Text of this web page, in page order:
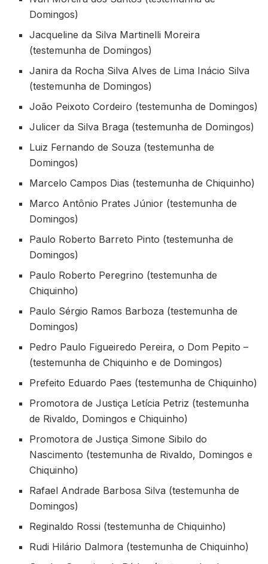
Domingos)
Jacqueline da Silva Martinelli Moreira
(testemunha de Domingos)
Janira da Rocha Silva Alves de Lima Inácio Silva
(testemunha de Domingos)
João Peixoto Cordeiro (testemunha de Domingos)
Julicer da Silva Braga (testemunha de Domingos)
Luiz Fernando de Souza (testemunha de
Domingos)
Marcelo Campos Dias (testemunha de Chiquinho)
Marco Antônio Prates Júnior (testemunha de
Domingos)
Paulo Roberto Barreto Pinto (testemunha de
Domingos)
Paulo Roberto Peregrino (testemunha de
Chiquinho)
Paulo Sérgio Ramos Barboza (testemunha de
Domingos)
Pedro Paulo Figueiredo Pereira, o Dom Pepito –
(testemunha de Chiquinho e de Domingos)
Prefeito Eduardo Paes (testemunha de Chiquinho)
Promotora de Justiça Letícia Petriz (testemunha
de Rivaldo, Domingos e Chiquinho)
Promotora de Justiça Simone Sibilo do
Nascimento (testemunha de Rivaldo, Domingos e
Chiquinho)
Rafael Andrade Barbosa Silva (testemunha de
Domingos)
Reginaldo Rossi (testemunha de Chiquinho)
Rudi Hilário Dalmora (testemunha de Chiquinho)